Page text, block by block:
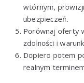
wtórnym,
ubezpieczeń.
Porównaj oferty
zdolności i
Dopiero potem
realnym